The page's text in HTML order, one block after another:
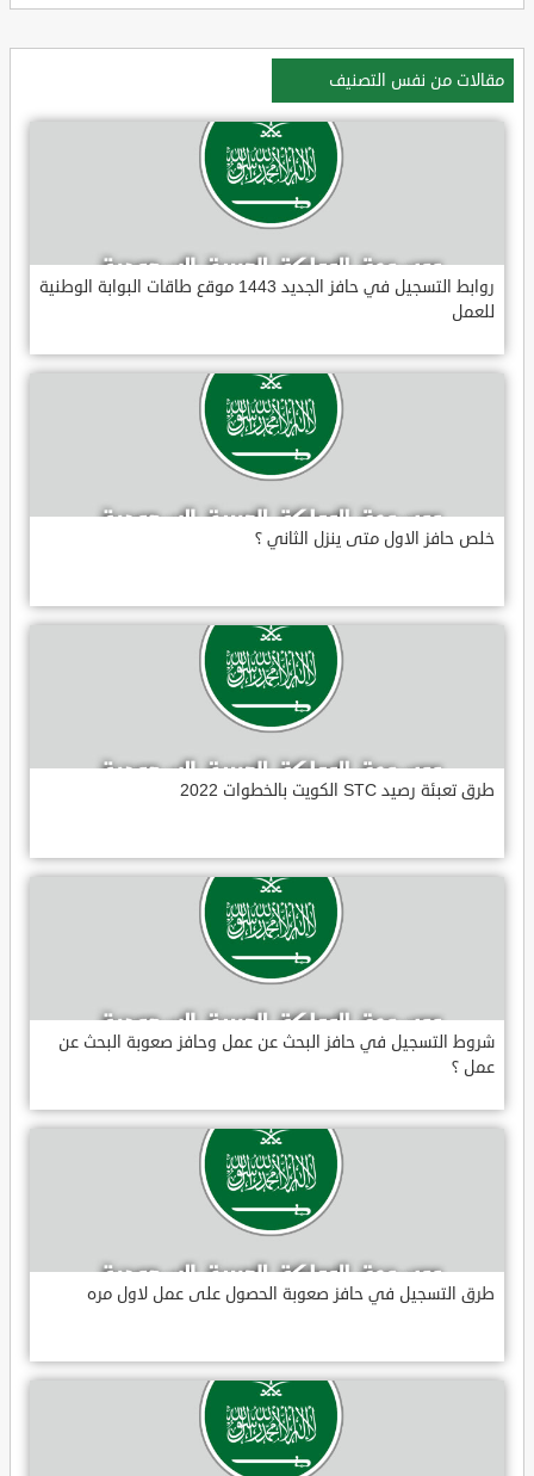
مقالات من نفس التصنيف
روابط التسجيل في حافز الجديد 1443 موقع طاقات البوابة الوطنية
للعمل
خلص حافز الاول متى ينزل الثاني ؟
طرق تعبئة رصيد STC الكويت بالخطوات 2022
شروط التسجيل في حافز البحث عن عمل وحافز صعوبة البحث عن
عمل ؟
طرق التسجيل في حافز صعوبة الحصول على عمل لاول مره